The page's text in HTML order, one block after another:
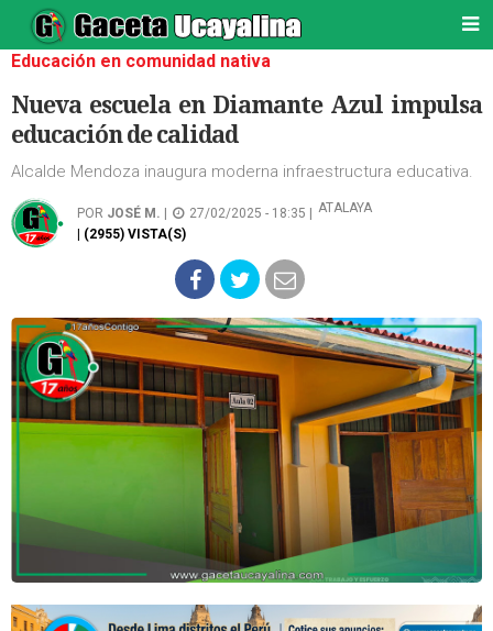
Educación en comunidad nativa
Nueva escuela en Diamante Azul impulsa
educación de calidad
Alcalde Mendoza inaugura moderna infraestructura educativa.
POR JOSÉ M. 27/02/2025 - 18:35 |
ATALAYA
| (2955) VISTA(S)